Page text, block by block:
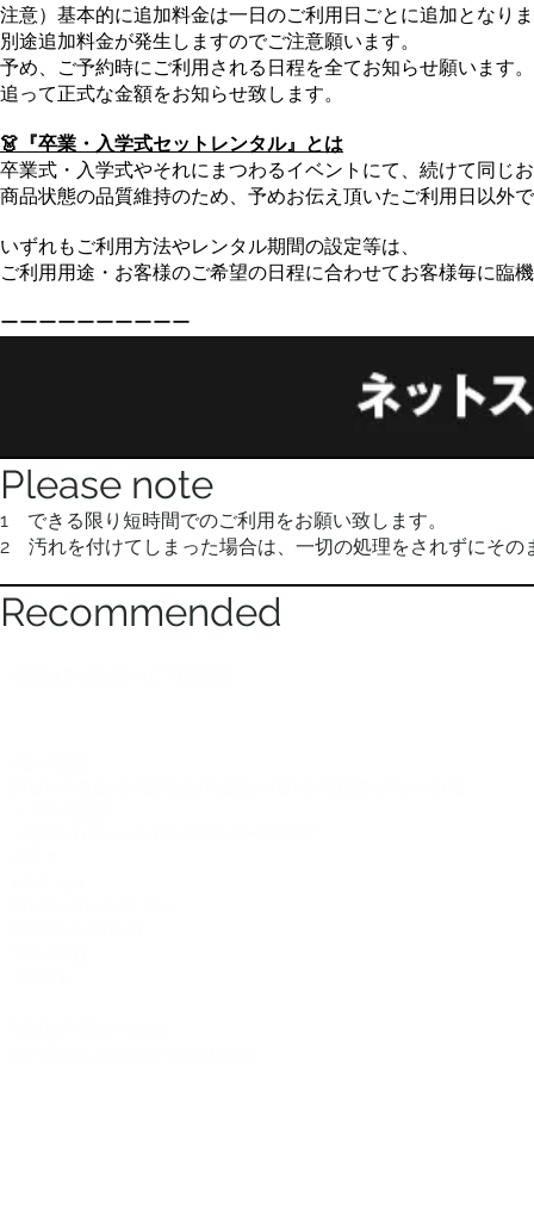
注意）基本的に追加料金は一日のご利用日ごとに追加となり
別途追加料金が発生しますのでご注意願います。
予め、ご予約時にご利用される日程を全てお知らせ願います。
追って正式な金額をお知らせ致します。
👗『卒業・入学式セットレンタル』とは
卒業式・入学式やそれにまつわるイベントにて、続けて同じ
商品状態の品質維持のため、予めお伝え頂いたご利用日以外
いずれもご利用方法やレンタル期間の設定等は、
ご利用用途・お客様のご希望の日程に合わせてお客様毎に臨
ーーーーーーーーーー
Please note
1 できる限り短時間でのご利用をお願い致します。
2 汚れを付けてしまった場合は、一切の処理をされずにその
Recommended